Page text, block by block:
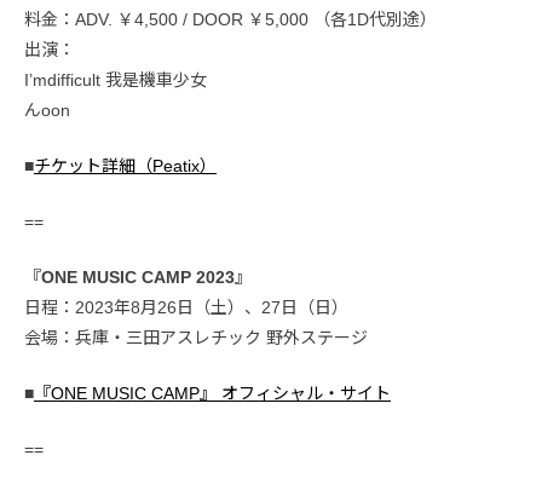
料金：ADV. ￥4,500 / DOOR ￥5,000 （各1D代別途）
出演：
I’mdifficult 我是機車少女
んoon
■チケット詳細（Peatix）
==
『ONE MUSIC CAMP 2023』
日程：2023年8月26日（土）、27日（日）
会場：兵庫・三田アスレチック 野外ステージ
■ 『ONE MUSIC CAMP』 オフィシャル・サイト
==